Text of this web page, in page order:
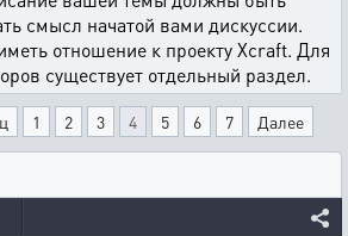
смысл начатой вами дискуссии.
отношение к проекту Xcraft. Для
существует отдельный раздел.
1 2 3 4 5 6 7 Далее